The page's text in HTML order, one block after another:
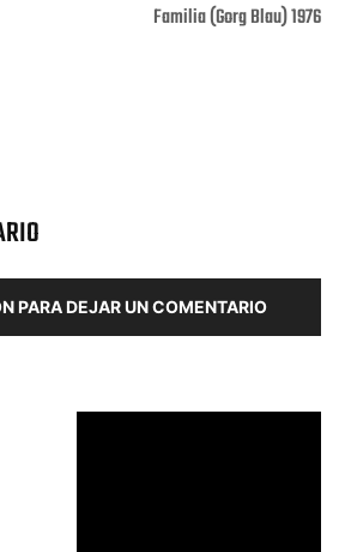
Familia (Gorg Blau) 1976
PARA DEJAR UN COMENTARIO